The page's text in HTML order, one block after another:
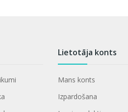
Lietotāja konts
Mans konts
Izpardošana